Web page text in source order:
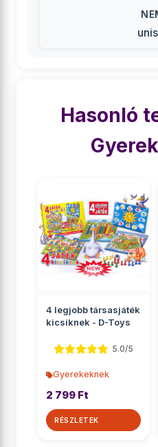
Hasonló
4 legjobb társasjáték
kicsiknek - D-Toys
5.0/5
Gyerekeknek
2 799 Ft
RÉSZLETEK